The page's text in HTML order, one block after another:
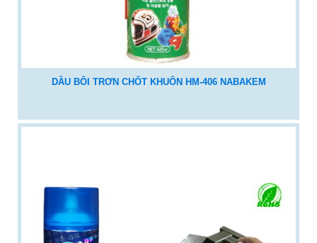
DẦU BÔI TRƠN CHỐT KHUÔN HM-406 NABAKEM